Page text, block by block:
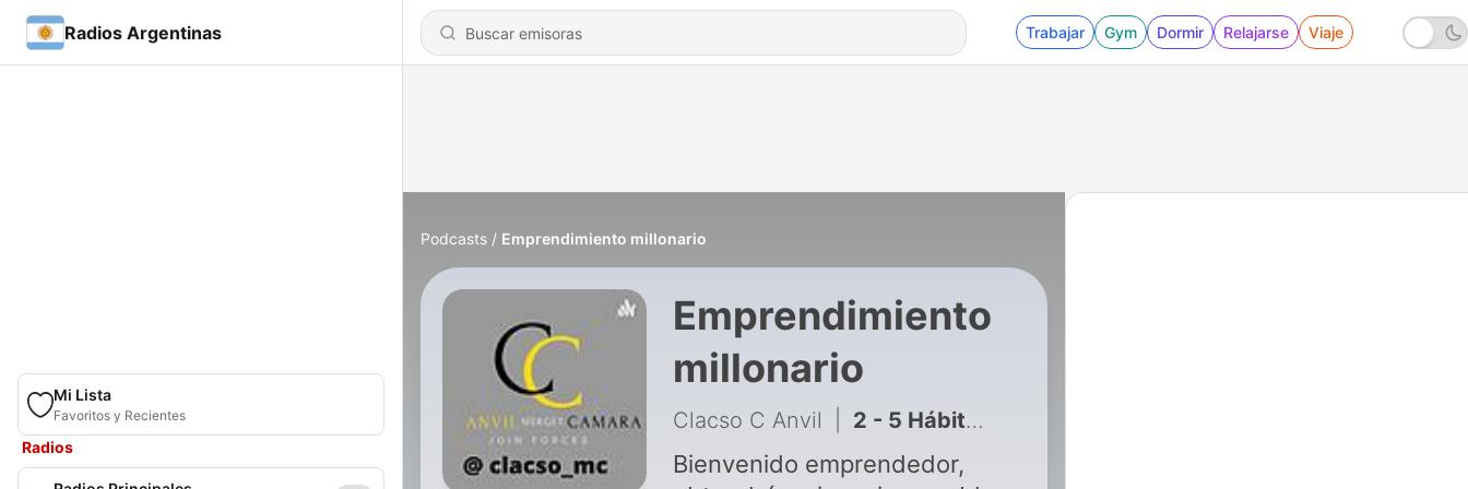
Radios Argentinas Trabajar Gym Dormir Relajarse Viaje
Mi Lista
Favoritos y Recientes
Radios
Podcasts Emprendimiento millonario
Emprendimiento
millonario
Clacso C Anvil 2 - 5 Hábitos para ser millonario
Bienvenido emprendedor,